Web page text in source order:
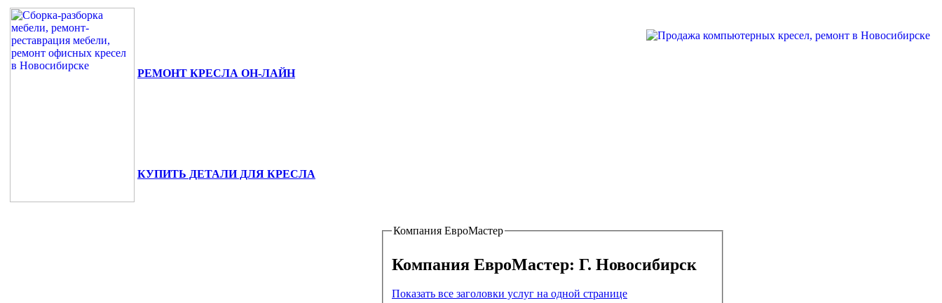
РЕМОНТ КРЕСЛА ОН-ЛАЙН
КУПИТЬ ДЕТАЛИ ДЛЯ КРЕСЛА
Компания ЕвроМастер
Компания ЕвроМастер: Г. Новосибирск
Показать все заголовки услуг на одной странице